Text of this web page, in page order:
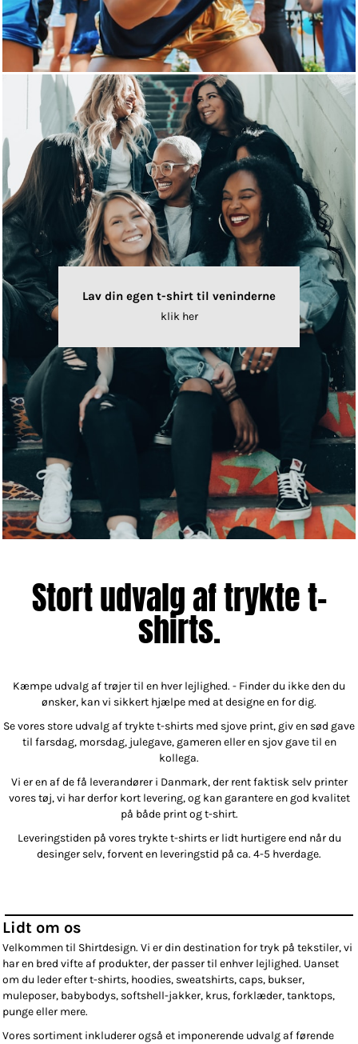
Lav din egen t-shirt til veninderne
klik her
Stort udvalg af trykte t-
shirts.
Kæmpe udvalg af trøjer til en hver lejlighed. - Finder du ikke den du
ønsker, kan vi sikkert hjælpe med at designe en for dig.
Se vores store udvalg af trykte t-shirts med sjove print, giv en sød gave
til farsdag, morsdag, julegave, gameren eller en sjov gave til en
kollega.
Vi er en af de få leverandører i Danmark, der rent faktisk selv printer
vores tøj, vi har derfor kort levering, og kan garantere en god kvalitet
på både print og t-shirt.
Leveringstiden på vores trykte t-shirts er lidt hurtigere end når du
desinger selv, forvent en leveringstid på ca. 4-5 hverdage.
Lidt om os
Velkommen til Shirtdesign. Vi er din destination for tryk på tekstiler, vi
har en bred vifte af produkter, der passer til enhver lejlighed. Uanset
om du leder efter t-shirts, hoodies, sweatshirts, caps, bukser,
muleposer, babybodys, softshell-jakker, krus, forklæder, tanktops,
punge eller mere.
Vores sortiment inkluderer også et imponerende udvalg af førende